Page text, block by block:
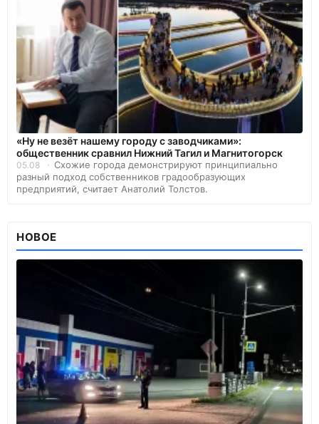
«Ну не везёт нашему городу с заводчиками»:
общественник сравнил Нижний Тагил и Магнитогорск
05.08
Схожие города демонстрируют принципиально
разный подход собственников градообразующих
предприятий, считает Анатолий Толстов.
НОВОЕ